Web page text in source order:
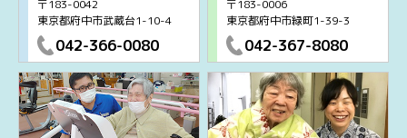
〒183-0042
東京都府中市武蔵台1-10-4
042-366-0080
〒183-0006
東京都府中市緑町1-39-3
042-367-8080